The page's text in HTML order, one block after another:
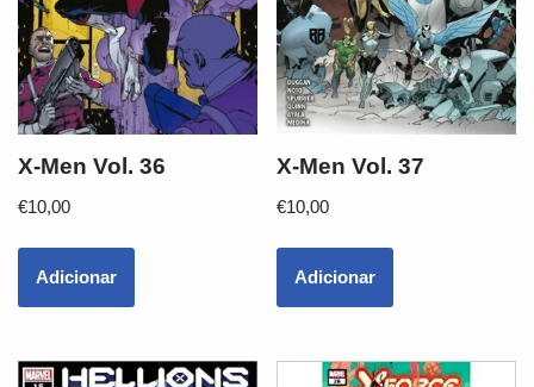
X-Men Vol. 36
€10,00
Adicionar
X-Men Vol. 37
€10,00
Adicionar